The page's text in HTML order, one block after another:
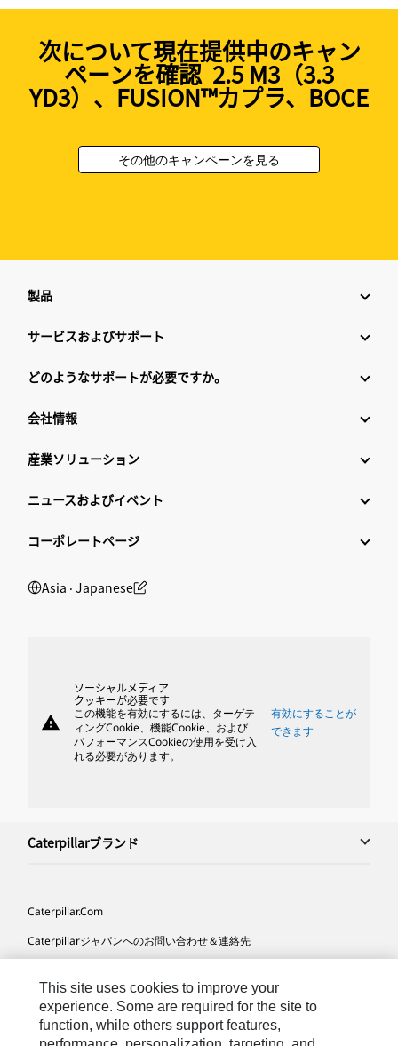
次について現在提供中のキャン
ペーンを確認 2.5 M3（3.3
YD3）、FUSION™カプラ、BOCE
その他のキャンペーンを見る
製品
サービスおよびサポート
どのようなサポートが必要ですか。
会社情報
産業ソリューション
ニュースおよびイベント
コーポレートページ
Asia ‧ Japanese
warning
ソーシャルメディア
クッキーが必要です
この機能を有効にするには、ターゲテ
ィングCookie、機能Cookie、および
パフォーマンスCookieの使用を受け入
れる必要があります。
有効にすることが
できます
Caterpillarブランド
Caterpillar.com
Caterpillarジャパンへのお問い合わせ＆連絡先
サイト･マップ
Cookie Settings
This site uses cookies to improve your
experience. Some are required for the site to
function, while others support features,